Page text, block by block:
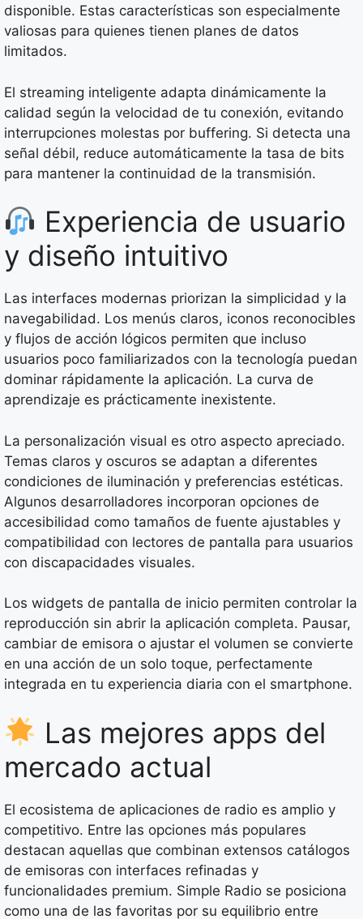
disponible. Estas características son especialmente
valiosas para quienes tienen planes de datos
limitados.
El streaming inteligente adapta dinámicamente la
calidad según la velocidad de tu conexión, evitando
interrupciones molestas por buffering. Si detecta una
señal débil, reduce automáticamente la tasa de bits
para mantener la continuidad de la transmisión.
Experiencia de usuario
y diseño intuitivo
Las interfaces modernas priorizan la simplicidad y la
navegabilidad. Los menús claros, iconos reconocibles
y flujos de acción lógicos permiten que incluso
usuarios poco familiarizados con la tecnología puedan
dominar rápidamente la aplicación. La curva de
aprendizaje es prácticamente inexistente.
La personalización visual es otro aspecto apreciado.
Temas claros y oscuros se adaptan a diferentes
condiciones de iluminación y preferencias estéticas.
Algunos desarrolladores incorporan opciones de
accesibilidad como tamaños de fuente ajustables y
compatibilidad con lectores de pantalla para usuarios
con discapacidades visuales.
Los widgets de pantalla de inicio permiten controlar la
reproducción sin abrir la aplicación completa. Pausar,
cambiar de emisora o ajustar el volumen se convierte
en una acción de un solo toque, perfectamente
integrada en tu experiencia diaria con el smartphone.
Las mejores apps del
mercado actual
El ecosistema de aplicaciones de radio es amplio y
competitivo. Entre las opciones más populares
destacan aquellas que combinan extensos catálogos
de emisoras con interfaces refinadas y
funcionalidades premium. Simple Radio se posiciona
como una de las favoritas por su equilibrio entre